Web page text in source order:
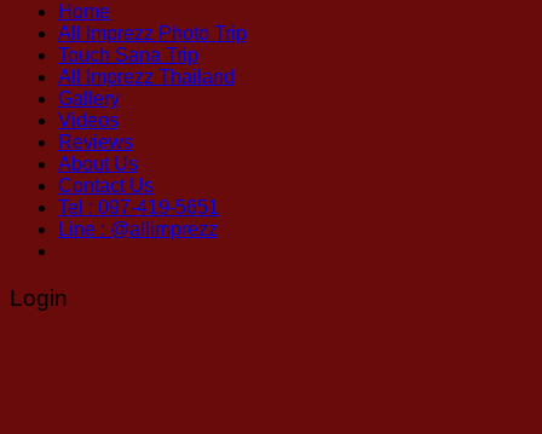
Home
All Imprezz Photo Trip
Touch Sana Trip
All Imprezz Thailand
Gallery
Videos
Reviews
About Us
Contact Us
Tel : 097-419-5651
Line : @allimprezz
Login